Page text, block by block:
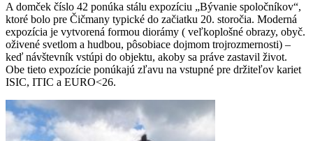
A domček číslo 42 ponúka stálu expozíciu „Bývanie spoločníkov“,
ktoré bolo pre Čičmany typické do začiatku 20. storočia. Moderná
expozícia je vytvorená formou diorámy ( veľkoplošné obrazy, obyč.
oživené svetlom a hudbou, pôsobiace dojmom trojrozmernosti) –
keď návštevník vstúpi do objektu, akoby sa práve zastavil život.
Obe tieto expozície ponúkajú zľavu na vstupné pre držiteľov kariet
ISIC, ITIC a EURO<26.